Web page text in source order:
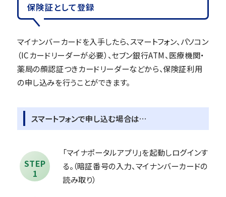
保険証として登録
マイナンバーカードを入手したら、スマートフォン、パソコン
（ICカードリーダーが必要）、セブン銀行ATM、医療機関・
薬局の顔認証つきカードリーダーなどから、保険証利用
の申し込みを行うことができます。
スマートフォンで申し込む場合は…
STEP
1
「マイナポータルアプリ」を起動しログインす
る。（暗証番号の入力、マイナンバーカードの
読み取り）